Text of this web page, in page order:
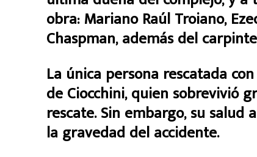
obra: Mariano Raúl Troiano,
Chaspman, además del
La única persona rescatada
de Ciocchini, quien sobrevivió
rescate. Sin embargo, su salud
la gravedad del accidente.